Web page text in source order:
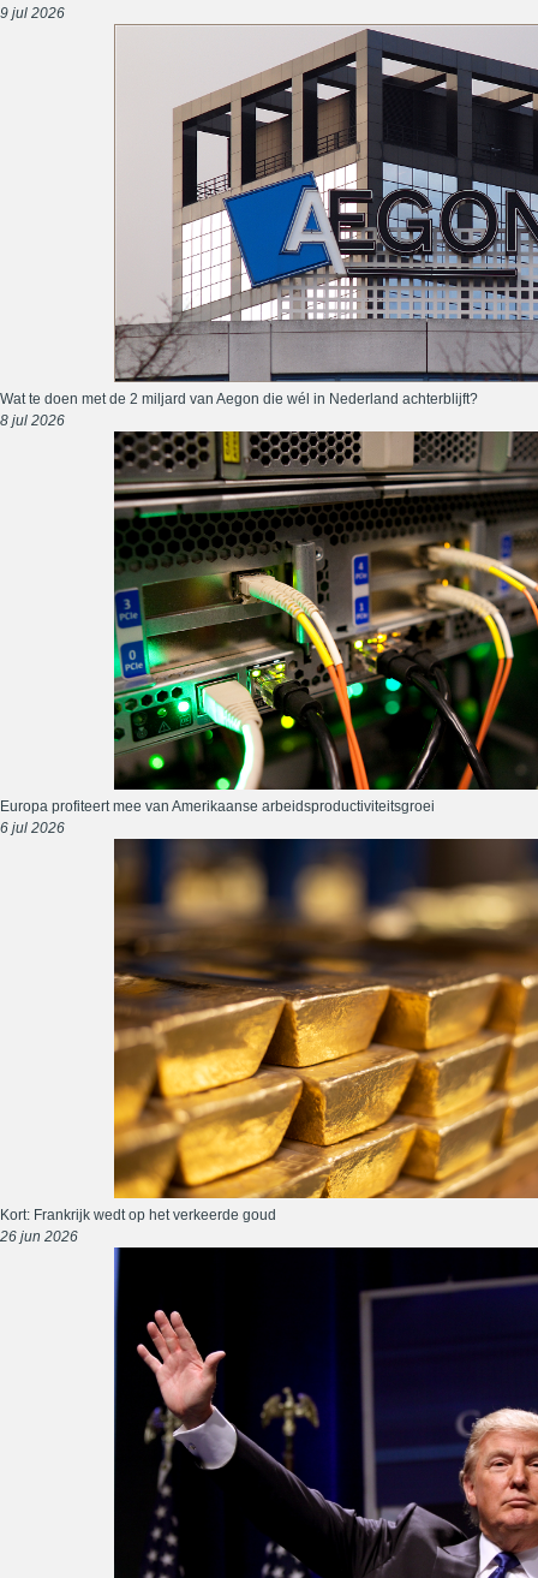
9 jul 2026
Wat te doen met de 2 miljard van Aegon die wél in Nederland achterblijft?
8 jul 2026
Europa profiteert mee van Amerikaanse arbeidsproductiviteitsgroei
6 jul 2026
Kort: Frankrijk wedt op het verkeerde goud
26 jun 2026